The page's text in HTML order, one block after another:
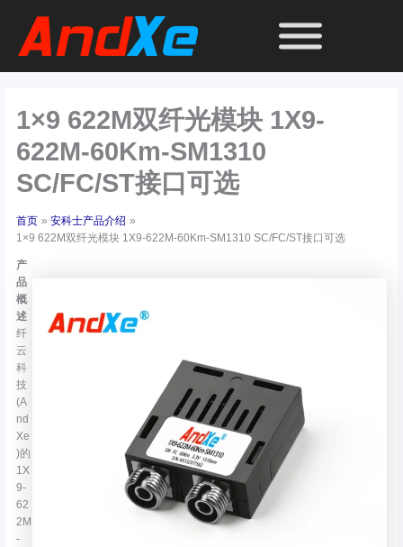
1×9 622M双纤光模块 1X9-
622M-60Km-SM1310
SC/FC/ST接口可选
首页
安科士产品介绍
1×9 622M双纤光模块 1X9-622M-60Km-SM1310 SC/FC/ST接口可选
产
品
概
述
纤
云
科
技
(A
nd
Xe
)的
1X
9-
62
2M
-